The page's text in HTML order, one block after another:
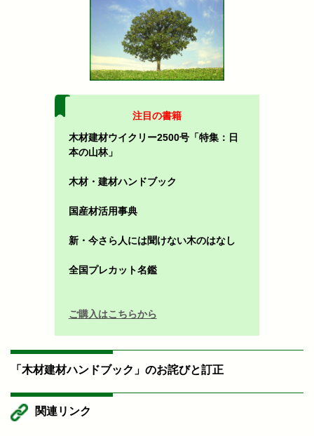
注目の書籍
木材建材ウイクリー2500号「特集：日
本の山林」
木材・建材ハンドブック
国産材活用事典
新・今さら人には聞けない木のはなし
全国プレカット名鑑
ご購入はこちらから
「木材建材ハンドブック」のお詫びと訂正
関連リンク